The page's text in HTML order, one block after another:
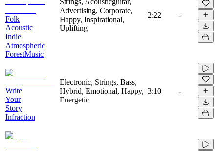
Folk
Acoustic
Indie
Atmospheric
ForestMusic
Advertising, Corporate,
Happy, Inspirational,
Uplifting
2:22 -
Write
Your
Story
Infraction
Electronic, Strings, Bass,
Hybrid, Emotional, Happy,
Energetic
3:10 -